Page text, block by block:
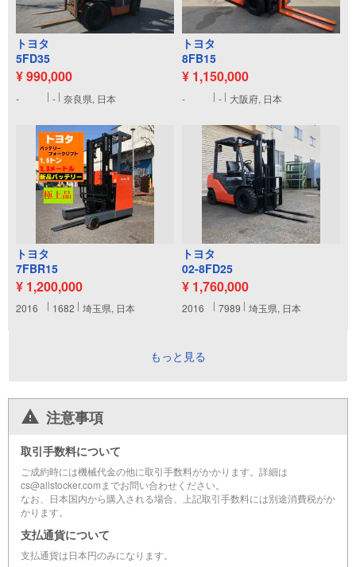
トヨタ
5FD35
¥ 990,000
- - 奈良県, 日本
トヨタ
8FB15
¥ 1,150,000
- - 大阪府, 日本
トヨタ
7FBR15
¥ 1,200,000
2016 1682 埼玉県, 日本
トヨタ
02-8FD25
¥ 1,760,000
2016 7989 埼玉県, 日本
もっと見る
注意事項
取引手数料について
ご成約時には機械代金の他に取引手数料がかかります。詳細は
cs@allstocker.comまでお問い合わせください。
なお、日本国内から購入される場合、上記取引手数料には別途消費税がか
かります。
支払通貨について
支払通貨は日本円のみになります。